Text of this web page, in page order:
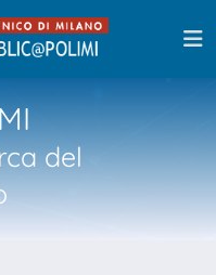
del